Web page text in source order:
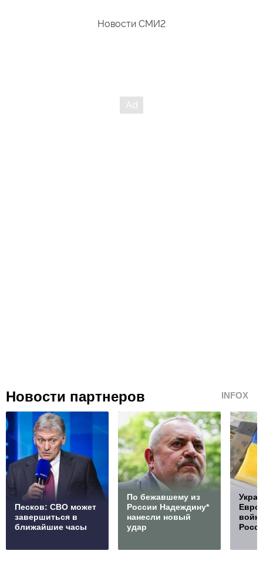
Новости СМИ2
Новости партнеров INFOX
Песков: СВО может
завершиться в
ближайшие часы
По бежавшему из
России Надеждину*
нанесли новый
удар